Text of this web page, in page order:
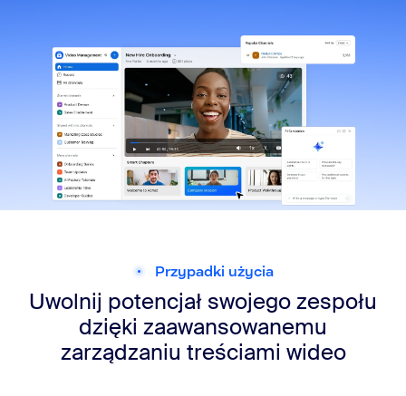
Przypadki użycia
Uwolnij potencjał swojego zespołu
dzięki zaawansowanemu
zarządzaniu treściami wideo